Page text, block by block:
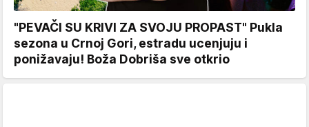
"PEVAČI SU KRIVI ZA SVOJU PROPAST" Pukla
sezona u Crnoj Gori, estradu ucenjuju i
ponižavaju! Boža Dobriša sve otkrio